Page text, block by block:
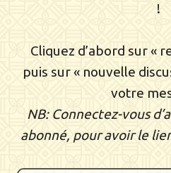
!
Cliquez d’abord sur «
puis sur « nouvelle
votre
NB: Connectez-vous
abonné, pour avoir le